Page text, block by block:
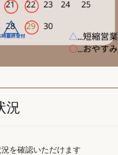
況
を確認いただけます